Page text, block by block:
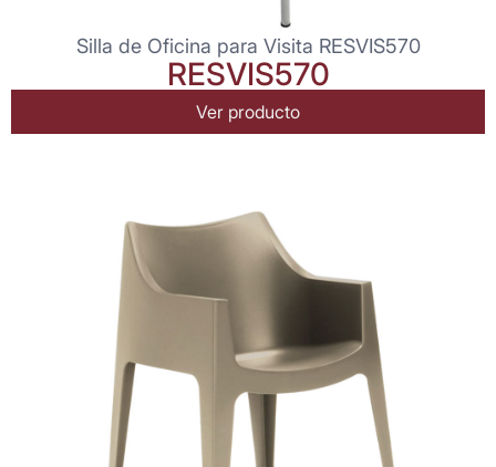
Silla de Oficina para Visita RESVIS570
RESVIS570
Ver producto